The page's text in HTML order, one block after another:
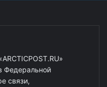
Федеральной
связи,